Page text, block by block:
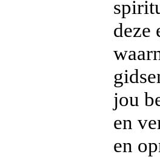
deze
jou
en
en